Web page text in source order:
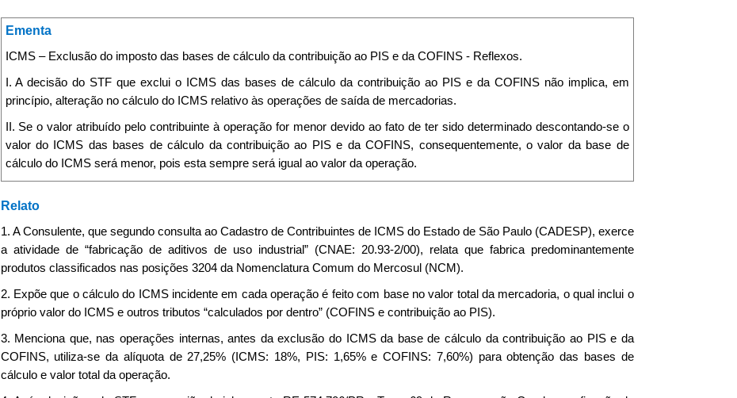
Ementa
ICMS – Exclusão do imposto das bases de cálculo da contribuição ao PIS e da COFINS - Reflexos.
I. A decisão do STF que exclui o ICMS das bases de cálculo da contribuição ao PIS e da COFINS não implica, em
princípio, alteração no cálculo do ICMS relativo às operações de saída de mercadorias.
II. Se o valor atribuído pelo contribuinte à operação for menor devido ao fato de ter sido determinado descontando-se o
valor do ICMS das bases de cálculo da contribuição ao PIS e da COFINS, consequentemente, o valor da base de
cálculo do ICMS será menor, pois esta sempre será igual ao valor da operação.
Relato
1. A Consulente, que segundo consulta ao Cadastro de Contribuintes de ICMS do Estado de São Paulo (CADESP), exerce
a atividade de “fabricação de aditivos de uso industrial” (CNAE: 20.93-2/00), relata que fabrica predominantemente
produtos classificados nas posições 3204 da Nomenclatura Comum do Mercosul (NCM).
2. Expõe que o cálculo do ICMS incidente em cada operação é feito com base no valor total da mercadoria, o qual inclui o
próprio valor do ICMS e outros tributos “calculados por dentro” (COFINS e contribuição ao PIS).
3. Menciona que, nas operações internas, antes da exclusão do ICMS da base de cálculo da contribuição ao PIS e da
COFINS, utiliza-se da alíquota de 27,25% (ICMS: 18%, PIS: 1,65% e COFINS: 7,60%) para obtenção das bases de
cálculo e valor total da operação.